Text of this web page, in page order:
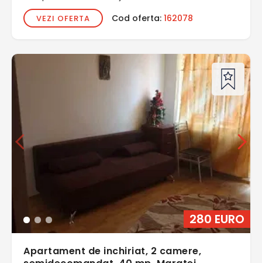
VEZI OFERTA
Cod oferta: 162078
280 EURO
Apartament de inchiriat, 2 camere,